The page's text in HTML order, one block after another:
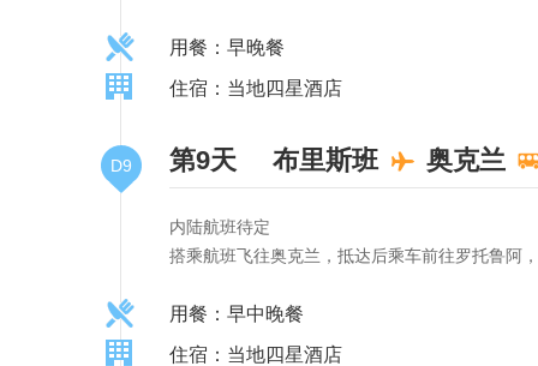
用餐：早晚餐
住宿：当地四星酒店
D9 第9天 布里斯班 奥克兰
内陆航班待定
搭乘航班飞往奥克兰，抵达后乘车前往罗托鲁阿
用餐：早中晚餐
住宿：当地四星酒店